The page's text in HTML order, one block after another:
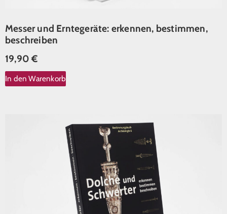
Messer und Erntegeräte: erkennen, bestimmen,
beschreiben
19,90€
In den Warenkorb